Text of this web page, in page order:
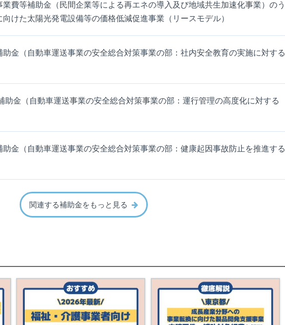
費等補助金（民間企業等による再エネの導入及び地域共生加速化事業）のう
けた太陽光発電設備等の価格低減促進事業（リースモデル）
金（自動車運送事業の安全総合対策事業の部：社内安全教育の実施に対する
助金（自動車運送事業の安全総合対策事業の部：運行管理の高度化に対する
金（自動車運送事業の安全総合対策事業の部：健康起因事故防止を推進する
関連する補助金をもっと見る